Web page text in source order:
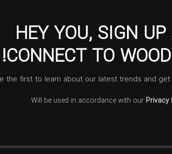
HEY YOU, SIGN
CONNECT TO
the first to learn about our latest trends and
Will be used in accordance with our Privacy